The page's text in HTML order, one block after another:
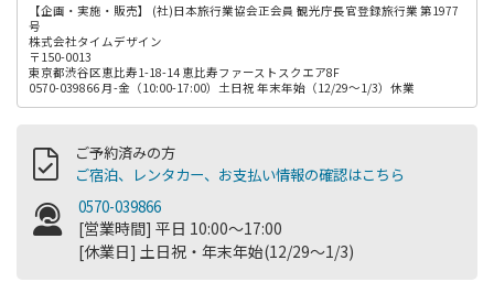
【企画・実施・販売】
(社)日本旅行業協会正会員 観光庁長官登録旅行業 第1977
号
株式会社タイムデザイン
〒150-0013
東京都渋谷区恵比寿1-18-14 恵比寿ファーストスクエア8F
0570-039866 月-金（10:00-17:00）土日祝 年末年始（12/29～1/3）休業
ご予約済みの方
ご宿泊、レンタカー、お支払い情報の確認はこちら
0570-039866
[営業時間] 平日 10:00～17:00
[休業日] 土日祝・年末年始(12/29～1/3)